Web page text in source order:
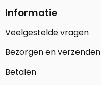
Informatie
Veelgestelde vragen
Bezorgen en verzenden
Betalen